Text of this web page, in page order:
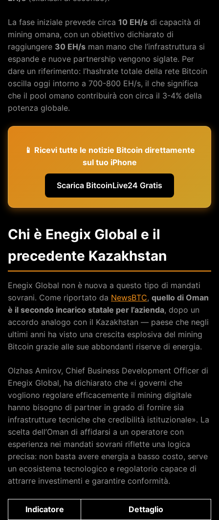
La fase iniziale prevede circa 10 EH/s di capacità di
mining omana, con un obiettivo dichiarato di
raggiungere 30 EH/s man mano che l’infrastruttura si
espande e nuove partnership vengono siglate. Per
dare un riferimento: l’hashrate totale della rete Bitcoin
oscilla oggi intorno a 700-800 EH/s, il che significa
che il pool omano contribuirà con circa il 3-4% della
potenza globale.
📱 Ricevi tutte le notizie Bitcoin direttamente
sul tuo iPhone
Scarica BitcoinLive24 Gratis
Chi è Enegix Global e il
precedente Kazakhstan
Enegix Global non è nuova a questo tipo di mandati
sovrani. Come riportato da NewsBTC, quello di Oman
è il secondo incarico statale per l’azienda, dopo un
accordo analogo con il Kazakhstan — paese che negli
ultimi anni ha visto una crescita esplosiva del mining
Bitcoin grazie alle sue abbondanti riserve di energia.
Olzhas Amirov, Chief Business Development Officer di
Enegix Global, ha dichiarato che «i governi che
vogliono regolare efficacemente il mining digitale
hanno bisogno di partner in grado di fornire sia
infrastrutture tecniche che credibilità istituzionale». La
scelta dell’Oman di affidarsi a un operatore con
esperienza nei mandati sovrani riflette una logica
precisa: non basta avere energia a basso costo, serve
un ecosistema tecnologico e regolatorio capace di
attrarre investimenti e garantire conformità.
Indicatore Dettaglio